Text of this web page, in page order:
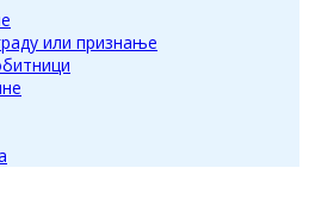
или признање